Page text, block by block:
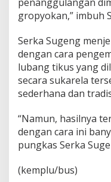
gropyokan,” imbuh
Serka Sugeng
dengan cara
lubang tikus yang
secara sukarela
sederhana dan
“Namun, hasilnya
dengan cara ini
pungkas Serka
(kemplu/bus)